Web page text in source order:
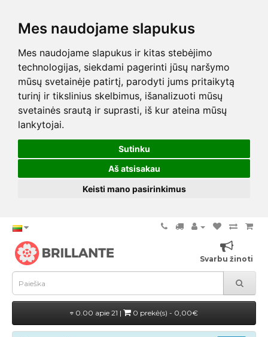
Mes naudojame slapukus
Mes naudojame slapukus ir kitas stebėjimo
technologijas, siekdami pagerinti jūsų naršymo
mūsų svetainėje patirtį, parodyti jums pritaikytą
turinį ir tikslinius skelbimus, išanalizuoti mūsų
svetainės srautą ir suprasti, iš kur ateina mūsų
lankytojai.
Sutinku
Aš atsisakau
Keisti mano pasirinkimus
Svarbu žinoti
0.00 apie 21 | 0 prekė(s) - 0,00€